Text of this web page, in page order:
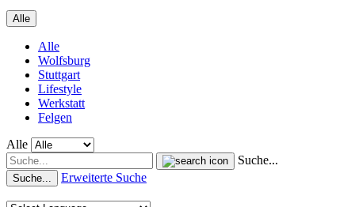
Alle
Alle
Wolfsburg
Stuttgart
Lifestyle
Werkstatt
Felgen
Alle
Suche...
Suche... Erweiterte Suche